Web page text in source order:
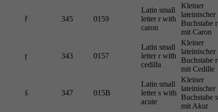
ř 345 0159
Latin small
letter r with
caron
Kleiner
lateinischer
Buchstabe r
mit Caron
ŗ 343 0157
Latin small
letter r with
cedilla
Kleiner
lateinischer
Buchstabe r
mit Cedille
ś 347 015B
Latin small
letter s with
acute
Kleiner
lateinischer
Buchstabe s
mit Akut